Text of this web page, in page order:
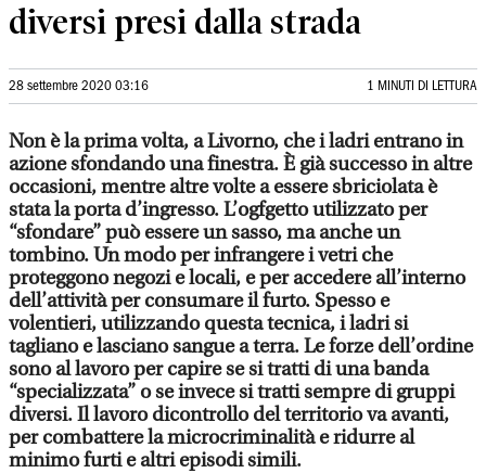
diversi presi dalla strada
28 settembre 2020 03:16 1 MINUTI DI LETTURA
Non è la prima volta, a Livorno, che i ladri entrano in
azione sfondando una finestra. È già successo in altre
occasioni, mentre altre volte a essere sbriciolata è
stata la porta d’ingresso. L’ogfgetto utilizzato per
“sfondare” può essere un sasso, ma anche un
tombino. Un modo per infrangere i vetri che
proteggono negozi e locali, e per accedere all’interno
dell’attività per consumare il furto. Spesso e
volentieri, utilizzando questa tecnica, i ladri si
tagliano e lasciano sangue a terra. Le forze dell’ordine
sono al lavoro per capire se si tratti di una banda
“specializzata” o se invece si tratti sempre di gruppi
diversi. Il lavoro dicontrollo del territorio va avanti,
per combattere la microcriminalità e ridurre al
minimo furti e altri episodi simili.